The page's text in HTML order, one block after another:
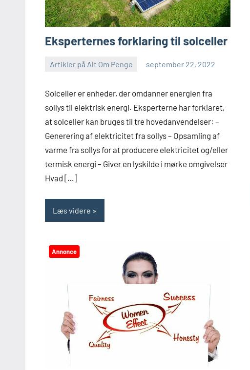
Eksperternes forklaring til solceller
Artikler på Alt Om Penge september 22, 2022
Solceller er enheder, der omdanner energien fra
sollys til elektrisk energi. Eksperterne har forklaret,
at solceller kan bruges til tre hovedanvendelser: –
Generering af elektricitet fra sollys – Opsamling af
varme fra sollys for at producere elektricitet og/eller
termisk energi – Giver en lyskilde i mørke omgivelser
Hvad […]
Læs videre
Annonce